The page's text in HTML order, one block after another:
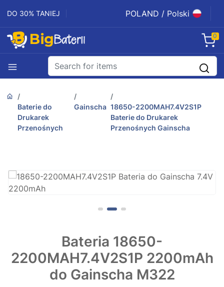
DO 30% TANIEJ POLAND / Polski
0
Baterie do
Drukarek
Przenośnych
Gainscha 18650-2200MAH7.4V2S1P
Baterie do Drukarek
Przenośnych Gainscha
Bateria 18650-
2200MAH7.4V2S1P 2200mAh
do Gainscha M322